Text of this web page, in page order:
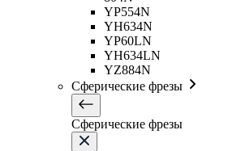
YP554N
YH634N
YP60LN
YH634LN
YZ884N
Сферические фрезы
Сферические фрезы